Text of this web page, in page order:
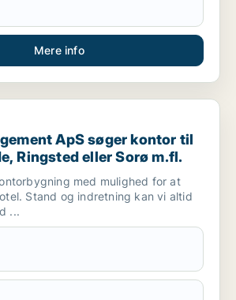
Mere info
ApS søger kontor til leje i Roskilde,
ApS søger kontor til
Ringsted eller Sorø m.fl.
med mulighed for at
Stand og indretning kan vi altid
...